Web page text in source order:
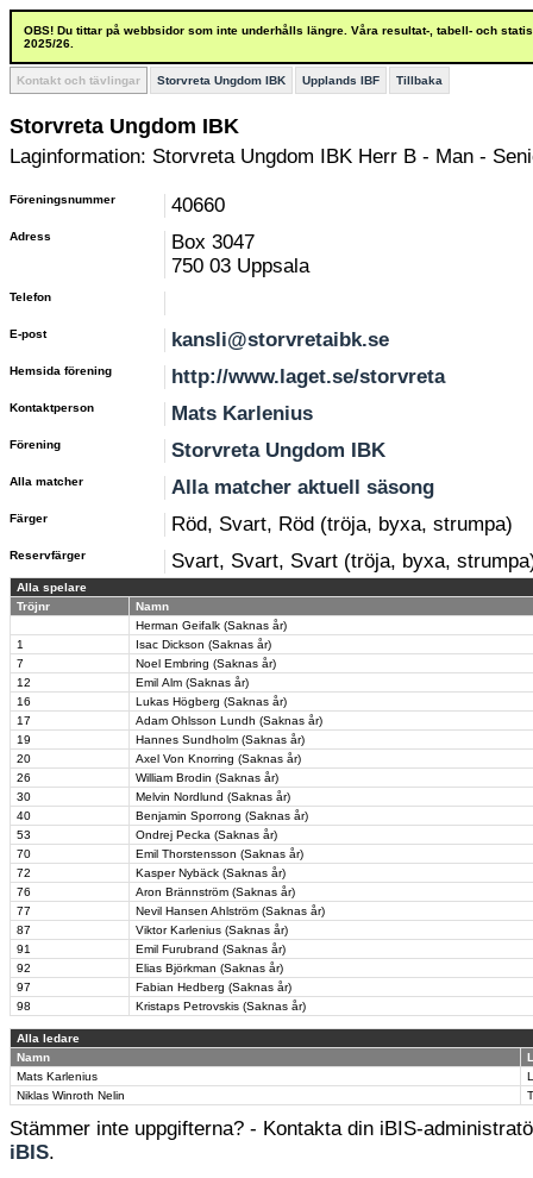
OBS! Du tittar på webbsidor som inte underhålls längre. Våra resultat-, tabell- och
2025/26.
Kontakt och tävlingar Storvreta Ungdom IBK Upplands IBF Tillbaka
Storvreta Ungdom IBK
Laginformation: Storvreta Ungdom IBK Herr B - Man -
Föreningsnummer 40660
Adress
Box 3047
750 03 Uppsala
Telefon
E-post kansli@storvretaibk.se
Hemsida förening http://www.laget.se/storvreta
Kontaktperson Mats Karlenius
Förening Storvreta Ungdom IBK
Alla matcher Alla matcher aktuell säsong
Färger Röd, Svart, Röd (tröja, byxa, strumpa)
Reservfärger Svart, Svart, Svart (tröja, byxa,
Alla spelare
Tröjnr
Namn
Herman Geifalk (Saknas år)
1
Isac Dickson (Saknas år)
7
Noel Embring (Saknas år)
12
Emil Alm (Saknas år)
16
Lukas Högberg (Saknas år)
17
Adam Ohlsson Lundh (Saknas år)
19
Hannes Sundholm (Saknas år)
20
Axel Von Knorring (Saknas år)
26
William Brodin (Saknas år)
30
Melvin Nordlund (Saknas år)
40
Benjamin Sporrong (Saknas år)
53
Ondrej Pecka (Saknas år)
70
Emil Thorstensson (Saknas år)
72
Kasper Nybäck (Saknas år)
76
Aron Brännström (Saknas år)
77
Nevil Hansen Ahlström (Saknas år)
87
Viktor Karlenius (Saknas år)
91
Emil Furubrand (Saknas år)
92
Elias Björkman (Saknas år)
97
Fabian Hedberg (Saknas år)
98
Kristaps Petrovskis (Saknas år)
Alla ledare
Namn
Mats Karlenius
Niklas Winroth Nelin
Stämmer inte uppgifterna? - Kontakta din iBIS-
iBIS.